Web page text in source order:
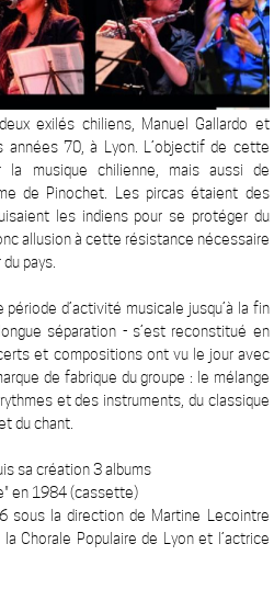
exilés chiliens, Manuel Gallardo et
années 70, à Lyon. L’objectif de cette
la musique chilienne, mais aussi de
de Pinochet. Les pircas étaient des
les indiens pour se protéger du
allusion à cette résistance nécessaire
du pays.
d’activité musicale jusqu’à la fin
séparation - s’est reconstitué en
et compositions ont vu le jour avec
de fabrique du groupe : le mélange
et des instruments, du classique
du chant.
sa création 3 albums
en 1984 (cassette)
sous la direction de Martine Lecointre
Chorale Populaire de Lyon et l’actrice